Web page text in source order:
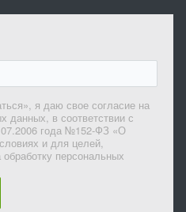
я даю свое согласие на
данных, в соответствии с
года №152-ФЗ «О
и для целей,
персональных